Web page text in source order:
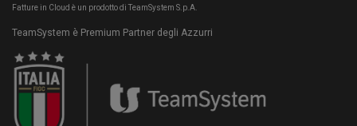
Fatture in Cloud è un prodotto di TeamSystem S.p.A.
TeamSystem è Premium Partner degli Azzurri